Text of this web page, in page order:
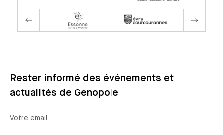
Rester informé des événements et
actualités de Genopole